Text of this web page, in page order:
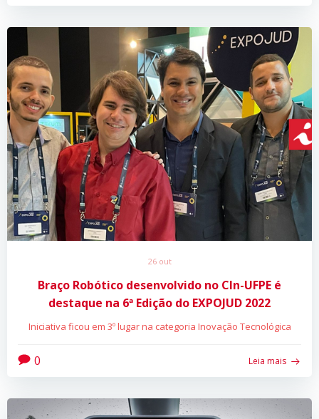
26 out
Braço Robótico desenvolvido no CIn-UFPE é
destaque na 6ª Edição do EXPOJUD 2022
Iniciativa ficou em 3º lugar na categoria Inovação Tecnológica
0 Leia mais